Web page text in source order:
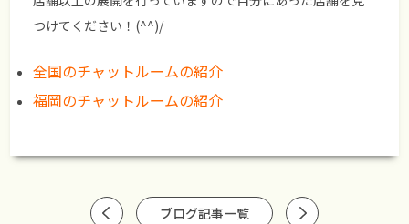
つけてください！(^^)/
全国のチャットルームの紹介
福岡のチャットルームの紹介
ブログ記事一覧